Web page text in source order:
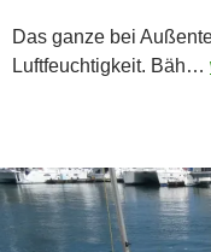
Das ganze bei
Luftfeuchtigkeit. Bäh…